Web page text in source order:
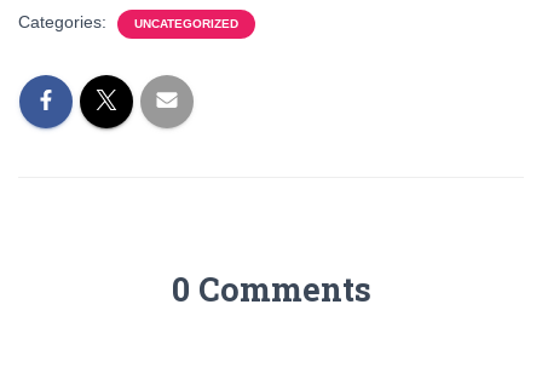
Categories: UNCATEGORIZED
0 Comments